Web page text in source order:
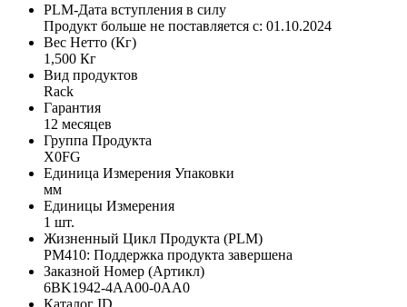
PLM-Дата вступления в силу
Продукт больше не поставляется с: 01.10.2024
Вес Нетто (Кг)
1,500 Кг
Вид продуктов
Rack
Гарантия
12 месяцев
Группа Продукта
X0FG
Единица Измерения Упаковки
мм
Единицы Измерения
1 шт.
Жизненный Цикл Продукта (PLM)
PM410: Поддержка продукта завершена
Заказной Номер (Артикл)
6BK1942-4AA00-0AA0
Каталог ID